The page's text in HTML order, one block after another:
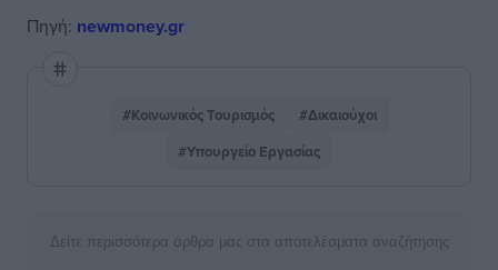
Πηγή: newmoney.gr
#Κοινωνικός Τουρισμός
#Δικαιούχοι
#Υπουργείο Εργασίας
Δείτε περισσότερα άρθρα μας στα αποτελέσματα αναζήτησης